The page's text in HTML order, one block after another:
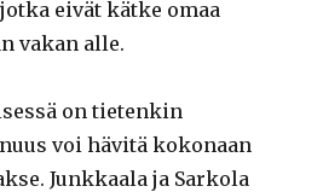
eivät kätke omaa
vakan alle.
on tietenkin
voi hävitä kokonaan
Junkkaala ja Sarkola